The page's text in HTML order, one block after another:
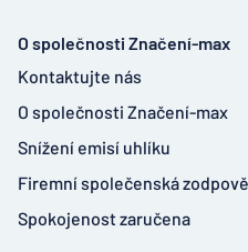
O společnosti Značení-max
Kontaktujte nás
O společnosti Značení-max
Snížení emisí uhlíku
Firemní společenská
Spokojenost zaručena